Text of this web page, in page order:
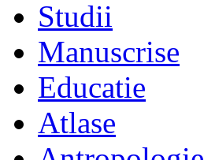
Studii
Manuscrise
Educatie
Atlase